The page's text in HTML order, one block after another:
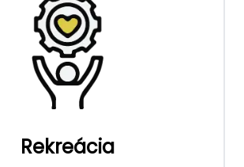
Rekreácia